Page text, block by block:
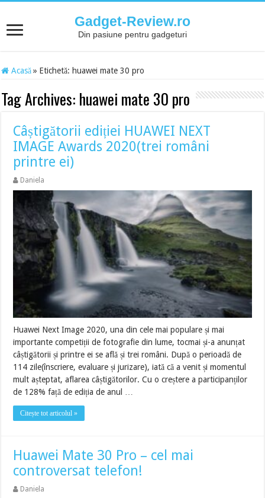
Gadget-Review.ro
Din pasiune pentru gadgeturi
Acasă » Etichetă: huawei mate 30 pro
Tag Archives: huawei mate 30 pro
Câștigătorii ediției HUAWEI NEXT
IMAGE Awards 2020(trei români
printre ei)
Daniela
Huawei Next Image 2020, una din cele mai populare și mai
importante competiții de fotografie din lume, tocmai și-a anunțat
câștigătorii și printre ei se află și trei români. După o perioadă de
114 zile(înscriere, evaluare și jurizare), iată că a venit și momentul
mult așteptat, aflarea câștigătorilor. Cu o creștere a participanților
de 128% față de ediția de anul …
Citește tot articolul »
Huawei Mate 30 Pro – cel mai
controversat telefon!
Daniela